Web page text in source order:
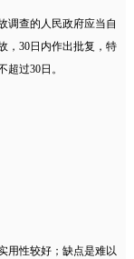
调查的人民政府应当自
，30日内作出批复，特
过30日。
用性较好；缺点是难以